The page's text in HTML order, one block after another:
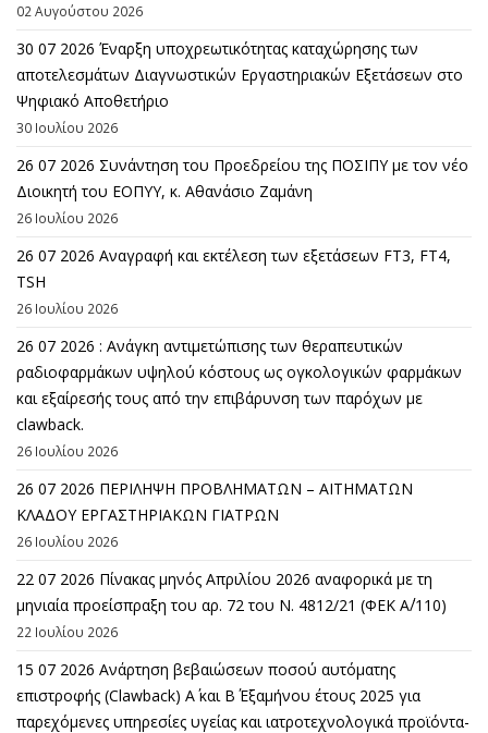
02 Αυγούστου 2026
30 07 2026 Έναρξη υποχρεωτικότητας καταχώρησης των
αποτελεσμάτων Διαγνωστικών Εργαστηριακών Εξετάσεων στο
Ψηφιακό Αποθετήριο
30 Ιουλίου 2026
26 07 2026 Συνάντηση του Προεδρείου της ΠΟΣΙΠΥ με τον νέο
Διοικητή του ΕΟΠΥΥ, κ. Αθανάσιο Ζαμάνη
26 Ιουλίου 2026
26 07 2026 Αναγραφή και εκτέλεση των εξετάσεων FT3, FT4,
TSH
26 Ιουλίου 2026
26 07 2026 : Ανάγκη αντιμετώπισης των θεραπευτικών
ραδιοφαρμάκων υψηλού κόστους ως ογκολογικών φαρμάκων
και εξαίρεσής τους από την επιβάρυνση των παρόχων με
clawback.
26 Ιουλίου 2026
26 07 2026 ΠΕΡΙΛΗΨΗ ΠΡΟΒΛΗΜΑΤΩΝ – ΑΙΤΗΜΑΤΩΝ
ΚΛΑΔΟΥ ΕΡΓΑΣΤΗΡΙΑΚΩΝ ΓΙΑΤΡΩΝ
26 Ιουλίου 2026
22 07 2026 Πίνακας μηνός Απριλίου 2026 αναφορικά με τη
μηνιαία προείσπραξη του αρ. 72 του Ν. 4812/21 (ΦΕΚ Α΄/110)
22 Ιουλίου 2026
15 07 2026 Ανάρτηση βεβαιώσεων ποσού αυτόματης
επιστροφής (Clawback) A΄ και Β΄ Εξαμήνου έτους 2025 για
παρεχόμενες υπηρεσίες υγείας και ιατροτεχνολογικά προϊόντα-